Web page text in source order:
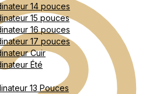
14 pouces
15 pouces
16 pouces
17 pouces
Cuir
Été
13 Pouces